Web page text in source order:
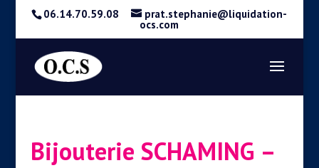
06.14.70.59.08 prat.stephanie@liquidation-
ocs.com
Bijouterie SCHAMING –